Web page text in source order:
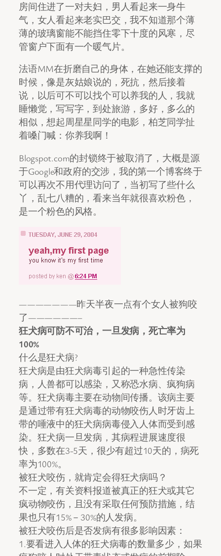
房间住进了一对夫妇，男人看起来一身牛
气，女人看起来老实巴交，我不知道那个薄
薄的玻璃窗能不能挡住零下十度的风寒，尽
管窗户下面有一个暖气片。
法语MM在折磨自己的身体，在她还能支撑的
时候，像是灰姑娘说的，死抗，然后接着
说，以后可不可以找个可以养我的人，我就
睡懒觉，写写字，到处旅游，多好，多么的
相似，想起周星星同学的电影，柏芝同学扯
着嗓门喊：你养我啊！
Blogspot.com的封锁终于被取消了，大概是源
于Google和政府的交涉，我的第一个博客终于
可以再次不用代理访问了，当初写了些什么
丫，乱七八糟的，看来当年就很喜欢粉色，
是一个粉色的风格。
———————昨天半夜一点有个女人被狗咬
了——————–
狂犬病可防不可治，一旦发病，死亡率为
100%
什么是狂犬病?
狂犬病是由狂犬病毒引起的一种急性传染
病，人兽都可以感染，又称恐水病、疯狗病
等。狂犬病毒主要在动物间传播。该病主要
是通过带有狂犬病毒的动物咬伤人时牙齿上
带的唾液中的狂犬病病毒侵入人体而受到感
染。狂犬病一旦发病，其病程进展速度很
快，多数在3-5天，很少有超过10天的，病死
率为100%。
被狂犬咬伤，就肯定会得狂犬病吗？
不一定，有关资料报道被真正的狂犬或其它
疯动物咬伤，且没有采取任何预防措施，结
果也只有15%－30%的人发病。
被狂犬咬伤后是否发病有很多影响因素：
1.要看进入人体的狂犬病毒的数量多少，如果